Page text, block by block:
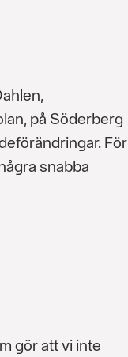
på Söderberg
För
snabba
gör att vi inte